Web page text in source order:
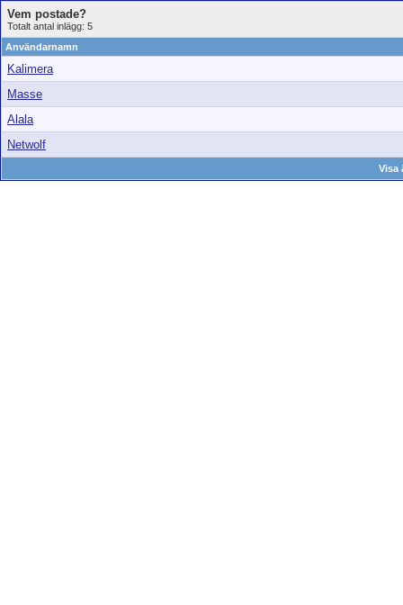
Vem postade?
Totalt antal inlägg: 5
Användarnamn
Kalimera
Masse
Alala
Netwolf
Visa